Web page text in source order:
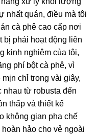
nhất quán, điều mà tôi
cà phê cao cấp nơi
bị phải hoạt động liên
kinh nghiệm của tôi,
phí bột cà phê, vì
chỉ trong vài giây,
nhau từ robusta đến
thấp và thiết kế
không gian pha chế
hảo cho vẻ ngoài